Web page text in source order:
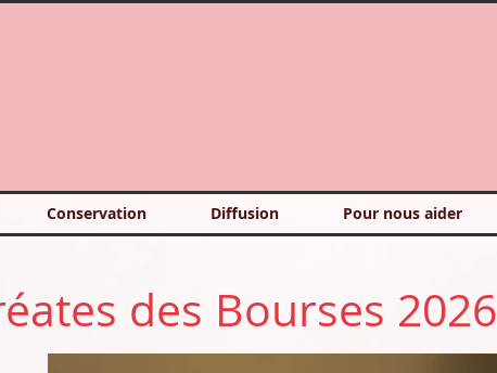
Conservation Diffusion Pour nous aider
des Bourses 2026